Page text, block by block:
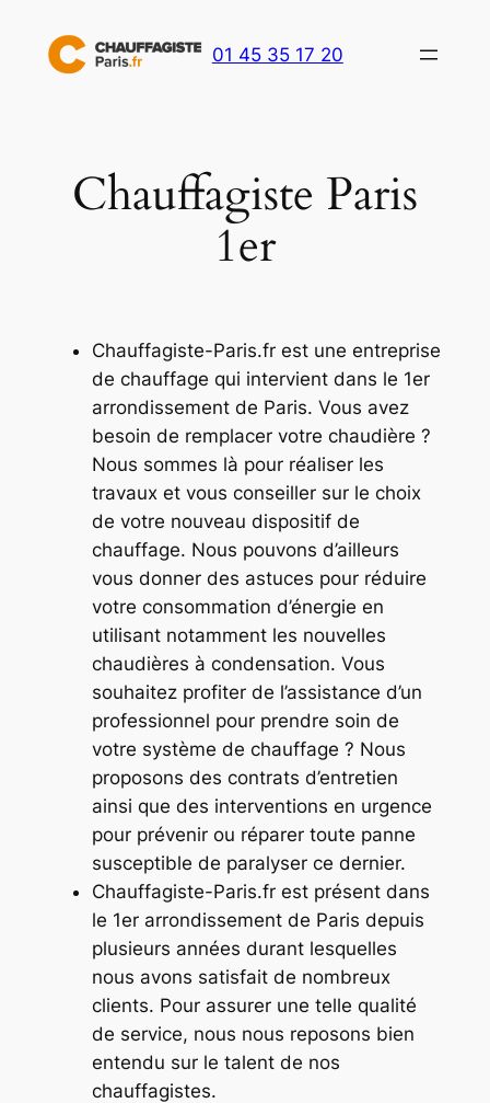
contenu
01 45 35 17 20
Chauffagiste Paris
1er
Chauffagiste-Paris.fr est une entreprise
de chauffage qui intervient dans le 1er
arrondissement de Paris. Vous avez
besoin de remplacer votre chaudière ?
Nous sommes là pour réaliser les
travaux et vous conseiller sur le choix
de votre nouveau dispositif de
chauffage. Nous pouvons d’ailleurs
vous donner des astuces pour réduire
votre consommation d’énergie en
utilisant notamment les nouvelles
chaudières à condensation. Vous
souhaitez profiter de l’assistance d’un
professionnel pour prendre soin de
votre système de chauffage ? Nous
proposons des contrats d’entretien
ainsi que des interventions en urgence
pour prévenir ou réparer toute panne
susceptible de paralyser ce dernier.
Chauffagiste-Paris.fr est présent dans
le 1er arrondissement de Paris depuis
plusieurs années durant lesquelles
nous avons satisfait de nombreux
clients. Pour assurer une telle qualité
de service, nous nous reposons bien
entendu sur le talent de nos
chauffagistes.